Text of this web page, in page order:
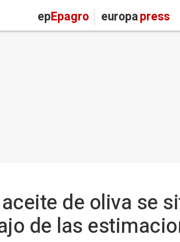
epEpagro europapress
de oliva se
de las